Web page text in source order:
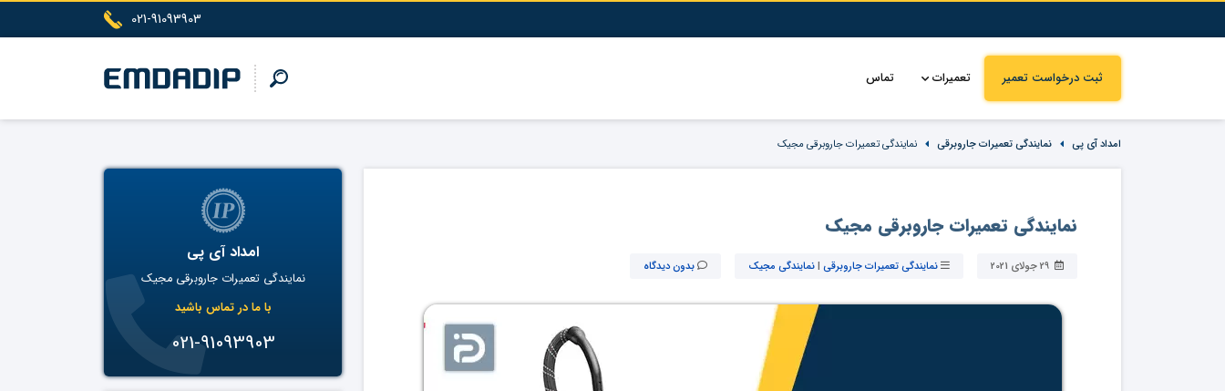
021-91093903
ثبت درخواست تعمیر تعمیرات تماس
امداد آی پی نمایندگی تعمیرات جاروبرقی نمایندگی تعمیرات جاروبرقی مجیک
نمایندگی تعمیرات جاروبرقی مجیک
نمایندگی تعمیرات جاروبرقی |نمایندگی مجیک بدون دیدگاه
امداد آی پی
نمایندگی تعمیرات جاروبرقی مجیک
با ما در تماس باشید
021-91093903